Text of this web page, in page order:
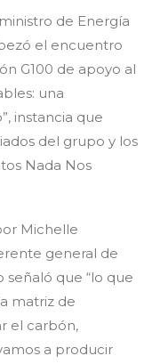
de Energía
el encuentro
G100 de apoyo al
una
instancia que
del grupo y los
Nada Nos
Michelle
general de
señaló que “lo que
matriz de
el carbón,
a producir